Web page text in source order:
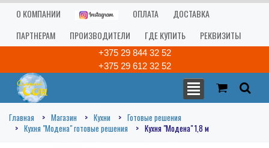
О КОМПАНИИ ОПЛАТА
ДОСТАВКА
ПАРТНЕРАМ
ПРОИЗВОДИТЕЛИ ГДЕ КУПИТЬ РЕКВИЗИТЫ
+375 29 844 32 52
+375 29 612 32 52
Главная Магазин Кухни
Готовые решения
Кухня "Модена" готовые решения
Кухня "Модена" 1,8 м